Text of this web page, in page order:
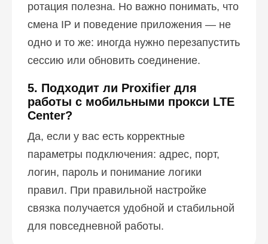
ротация полезна. Но важно понимать, что
смена IP и поведение приложения — не
одно и то же: иногда нужно перезапустить
сессию или обновить соединение.
5. Подходит ли Proxifier для
работы с мобильными прокси LTE
Center?
Да, если у вас есть корректные
параметры подключения: адрес, порт,
логин, пароль и понимание логики
правил. При правильной настройке
связка получается удобной и стабильной
для повседневной работы.